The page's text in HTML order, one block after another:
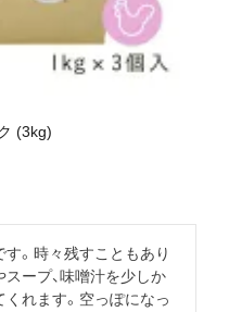
(3kg)
。時々残すこともあり
スープ、味噌汁を少しか
れます。空っぽになっ